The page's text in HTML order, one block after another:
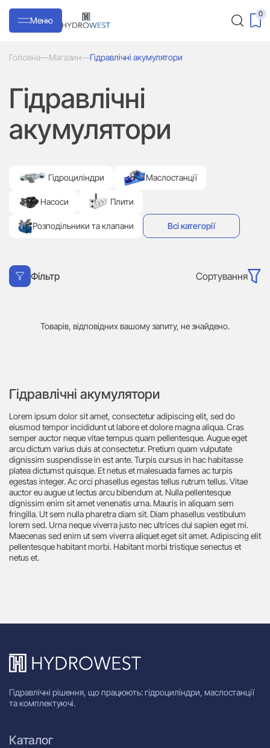
Меню
0
Головна—Магазин—Гідравлічні акумулятори
Гідравлічні
акумулятори
Гідроциліндри Маслостанції
Насоси Плити
Розподільники та клапани Всі категорії
Фільтр Сортування
Товарів, відповідних вашому запиту, не знайдено.
Гідравлічні акумулятори
Lorem ipsum dolor sit amet, consectetur adipiscing elit, sed do
eiusmod tempor incididunt ut labore et dolore magna aliqua. Cras
semper auctor neque vitae tempus quam pellentesque. Augue eget
arcu dictum varius duis at consectetur. Pretium quam vulputate
dignissim suspendisse in est ante. Turpis cursus in hac habitasse
platea dictumst quisque. Et netus et malesuada fames ac turpis
egestas integer. Ac orci phasellus egestas tellus rutrum tellus. Vitae
auctor eu augue ut lectus arcu bibendum at. Nulla pellentesque
dignissim enim sit amet venenatis urna. Mauris in aliquam sem
fringilla. Ut sem nulla pharetra diam sit. Diam phasellus vestibulum
lorem sed. Urna neque viverra justo nec ultrices dui sapien eget mi.
Maecenas sed enim ut sem viverra aliquet eget sit amet. Adipiscing elit
pellentesque habitant morbi. Habitant morbi tristique senectus et
netus et.
Гідравлічні рішення, що працюють: гідроциліндри, маслостанції
та комплектуючі.
Каталог